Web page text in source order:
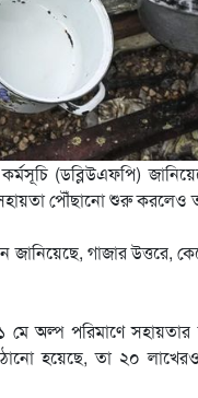
কর্মসূচি (ডব্লিউএফপি)
সহায়তা পৌঁছানো শুরু
জানিয়েছে, গাজার উত্তরে,
অল্প পরিমাণে সহায়তার
হয়েছে, তা ২০